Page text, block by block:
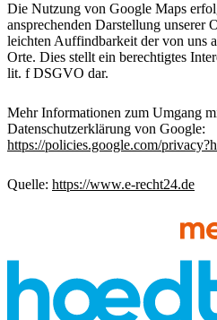
Die Nutzung von Google Maps
ansprechenden Darstellung unserer
leichten Auffindbarkeit der von uns
Orte. Dies stellt ein berechtigtes
lit. f DSGVO dar.
Mehr Informationen zum Umgang
Datenschutzerklärung von Google:
https://policies.google.com/
Quelle: https://www.e-recht24.de